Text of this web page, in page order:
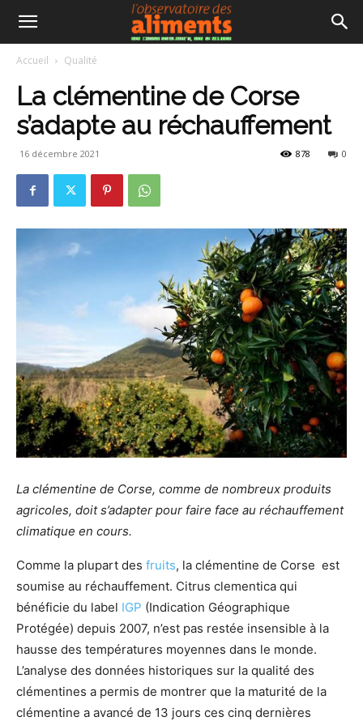
Accueil Qualité
La clémentine de Corse
s’adapte au réchauffement
16 décembre 2021 0
878
La clémentine de Corse, comme de nombreux produits
agricoles, doit s’adapter pour faire face au réchauffement
climatique en cours.
Comme la plupart des fruits, la clémentine de Corse est
soumise au réchauffement. Citrus clementica qui
bénéficie du label IGP (Indication Géographique
Protégée) depuis 2007, n’est pas restée insensible à la
hausse des températures moyennes dans le monde.
L’analyse des données historiques sur la qualité des
clémentines a permis de montrer que la maturité de la
clémentine a avancé de 13 jours ces cinq dernières